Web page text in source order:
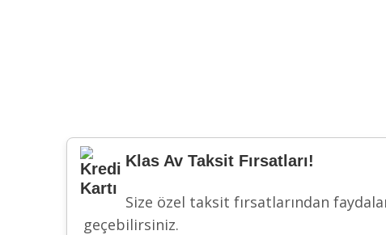
Klas Av Taksit Fırsatları!
Size özel taksit fırsatlarından
geçebilirsiniz.